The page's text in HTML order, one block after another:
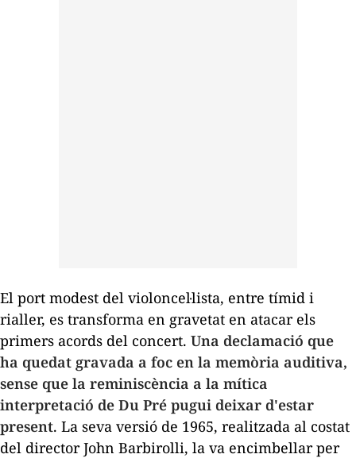
El port modest del violoncel·lista, entre tímid i
rialler, es transforma en gravetat en atacar els
primers acords del concert. Una declamació que
ha quedat gravada a foc en la memòria auditiva,
sense que la reminiscència a la mítica
interpretació de Du Pré pugui deixar d'estar
present. La seva versió de 1965, realitzada al costat
del director John Barbirolli, la va encimbellar per